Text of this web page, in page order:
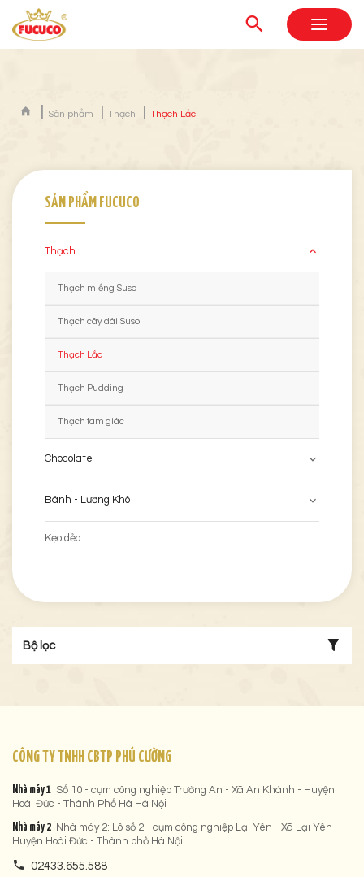
Sản phẩm Thạch Thạch Lắc
SẢN PHẨM FUCUCO
Thạch
Thạch miếng Suso
Thạch cây dài Suso
Thạch Lắc
Thạch Pudding
Thạch tam giác
Chocolate
Bánh - Lương Khô
Kẹo dẻo
Bộ lọc
CÔNG TY TNHH CBTP PHÚ CƯỜNG
Nhà máy 1 Số 10 - cụm công nghiệp Trường An - Xã An Khánh - Huyện
Hoài Đức - Thành Phố Hà Hà Nội
Nhà máy 2 Nhà máy 2: Lô số 2 - cụm công nghiệp Lại Yên - Xã Lại Yên -
Huyện Hoài Đức - Thành phố Hà Nội
02433.655.588